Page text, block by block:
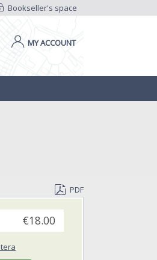
Bookseller's space
MY ACCOUNT
PDF
€18.00